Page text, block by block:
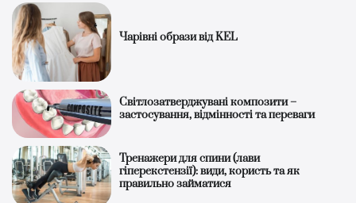
Чарівні образи від KEL
Світлозатверджувані композити –
застосування, відмінності та переваги
Тренажери для спини (лави
гіперекстензії): види, користь та як
правильно займатися